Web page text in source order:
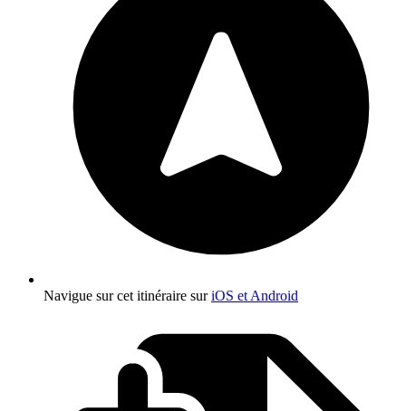
Navigue sur cet itinéraire suriOS et Android